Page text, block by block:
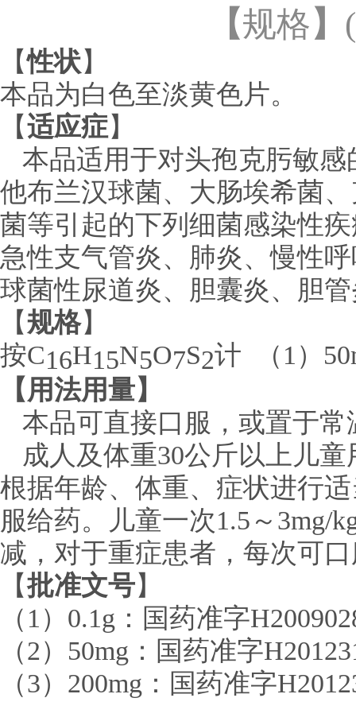
【规格 】
【性状】
本品为白色至淡黄色片。
【适应症】
本品适用于对头孢克肟敏
他布兰汉球菌、大肠埃希菌
菌等引起的下列细菌感染性
急性支气管炎、肺炎、慢性
球菌性尿道炎、胆囊炎、胆
【规格】
按C16H15N5O7S2计 （ 1 ）
【用法用量】
本品可直接口服，或置于
成人及体重30公斤以上儿童
根据年龄、体重、症状进行
服给药。
儿童一次1.5 ～ 3mg/
减，对于重症患者，每次可
【批准文号】
（ 1 ） 0.1g ：国药准字
（2） 50mg ：国药准字
（3） 200mg ：国药准字